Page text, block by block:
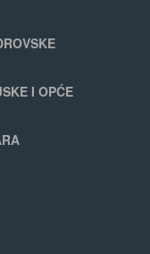
I OPĆE